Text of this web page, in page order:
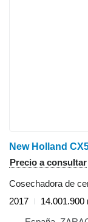
New Holland
Precio a consultar
Cosechadora de
2017
14.001.900